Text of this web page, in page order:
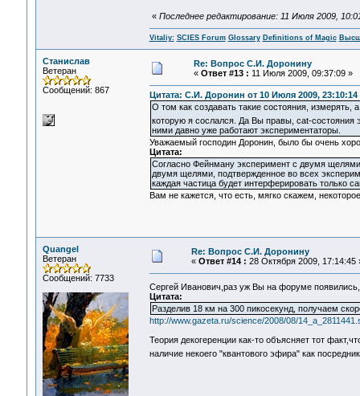
« Последнее редактирование: 11 Июля 2009,
Vitaliy: SCIES Forum Glossary Definitions of Magic
Станислав
Ветеран
Сообщений: 867
Re: Вопрос С.И. Доронину
« Ответ #13 : 11 Июля 2009, 09:37:09 »
Цитата: С.И. Доронин от 10 Июля 2009, 23:10:14
О том как создавать такие состояния, измерять,
которую я сослался. Да Вы правы, cat-состояния
ними давно уже работают экспериментаторы.
Уважаемый господин Доронин, было бы очень
Цитата:
Согласно Фейнману эксперимент с двумя
двумя щелями, подтвержденное во всех
каждая частица будет интерферировать только
Вам не кажется, что есть, мягко скажем,
Quangel
Ветеран
Сообщений: 7733
Re: Вопрос С.И. Доронину
« Ответ #14 : 28 Октября 2009, 17:14:45
Сергей Иванович,раз уж Вы на форуме
Цитата:
Разделив 18 км на 300 пикосекунд, получаем
http://www.gazeta.ru/science/2008/08/
Теория декогеренции как-то объясняет тот
наличие некоего "квантового эфира" как